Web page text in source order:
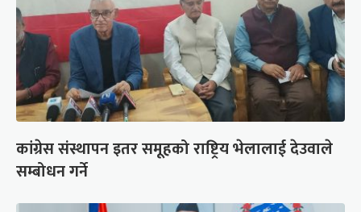
कांग्रेस संस्थापन इतर समूहको राष्ट्रिय भेलालाई देउवाले
सम्बोधन गर्ने